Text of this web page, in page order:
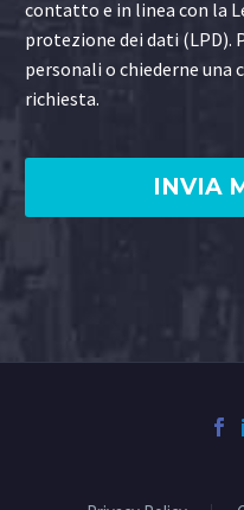
contatto e in linea con la
protezione dei dati (LPD).
personali o chiederne una
richiesta.